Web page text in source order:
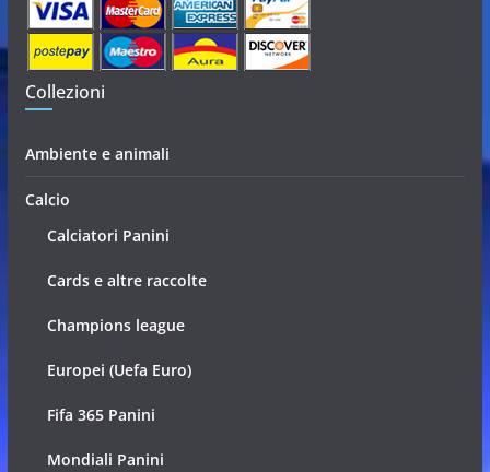
Collezioni
Ambiente e animali
Calcio
Calciatori Panini
Cards e altre raccolte
Champions league
Europei (Uefa Euro)
Fifa 365 Panini
Mondiali Panini